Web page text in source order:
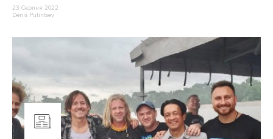
23 Серпня 2022
Denis Putintsev